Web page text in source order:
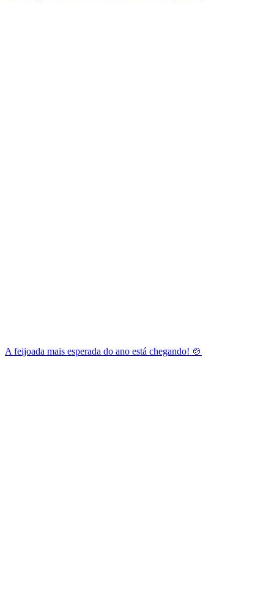
A feijoada mais esperada do ano está chegando! 🍲